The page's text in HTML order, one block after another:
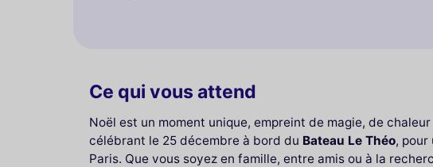
Ce qui vous attend
Noël est un moment unique, empreint de magie, de
célébrant le 25 décembre à bord du Bateau Le Théo, pour
Paris. Que vous soyez en famille, entre amis ou à la